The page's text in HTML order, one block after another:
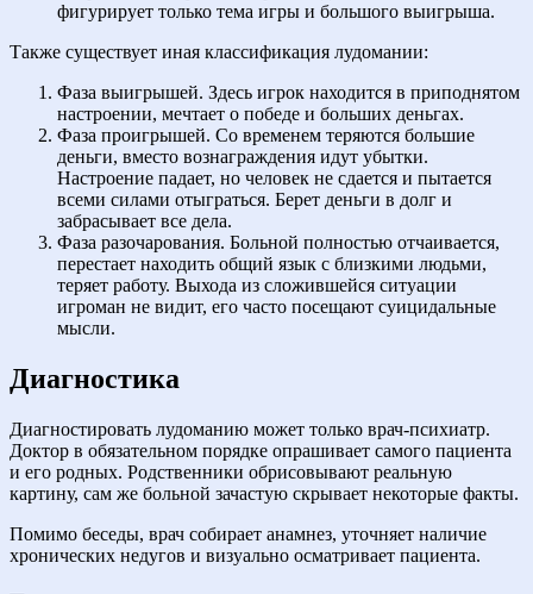
фигурирует только тема игры и большого выигрыша.
Также существует иная классификация лудомании:
Фаза выигрышей. Здесь игрок находится в приподнятом
настроении, мечтает о победе и больших деньгах.
Фаза проигрышей. Со временем теряются большие
деньги, вместо вознаграждения идут убытки.
Настроение падает, но человек не сдается и пытается
всеми силами отыграться. Берет деньги в долг и
забрасывает все дела.
Фаза разочарования. Больной полностью отчаивается,
перестает находить общий язык с близкими людьми,
теряет работу. Выхода из сложившейся ситуации
игроман не видит, его часто посещают суицидальные
мысли.
Диагностика
Диагностировать лудоманию может только врач-психиатр.
Доктор в обязательном порядке опрашивает самого пациента
и его родных. Родственники обрисовывают реальную
картину, сам же больной зачастую скрывает некоторые факты.
Помимо беседы, врач собирает анамнез, уточняет наличие
хронических недугов и визуально осматривает пациента.